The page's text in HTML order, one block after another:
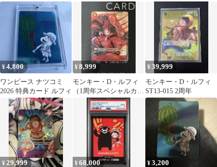
ド）新時代の主役
ン ドンカード プロモ
パラレル
¥4,800
ワンピース ナツコミ
2026 特典カード ルフィ
¥8,999
モンキー・D・ルフィ
（1周年スペシャルカー
ド）新時代の主役
¥39,999
モンキー・D・ルフィ
ST13-015 2周年
¥ 29,999 ¥68,000 ¥3,200